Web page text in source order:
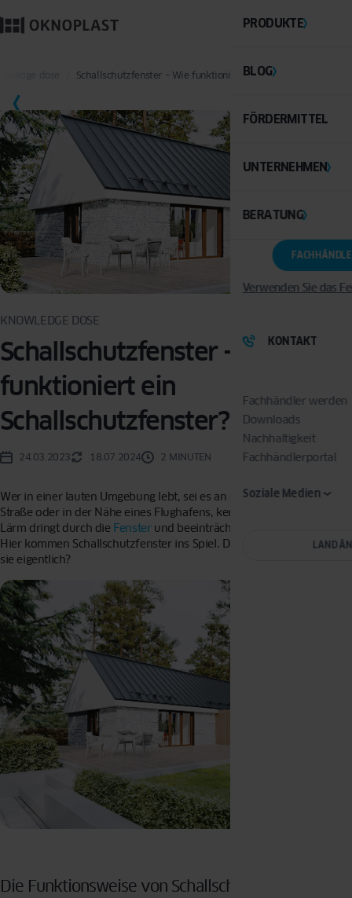
PRODUKTE
BLOG
FÖRDERMITTEL
UNTERNEHMEN
BERATUNG
Verwenden Sie das
KONTAKT
Fachhändler werden
Downloads
Nachhaltigkeit
Fachhändlerportal
Soziale Medien
LAND
Schallschutzfenster – Wie funktioniert ein Schallschutzfenster?
KNOWLEDGE DOSE
Schallschutzfenster – Wie
funktioniert ein
Schallschutzfenster?
24.03.2023 18.07.2024 2 MINUTEN
Wer in einer lauten Umgebung lebt, sei es an einer vielbefahrenen
Straße oder in der Nähe eines Flughafens, kennt das Problem: Der
Lärm dringt durch die Fensterund beeinträchtigt die Lebensqualität.
Hier kommen Schallschutzfenster ins Spiel. Doch wie funktionieren
sie eigentlich?
Die Funktionsweise von Schallschutzfenstern